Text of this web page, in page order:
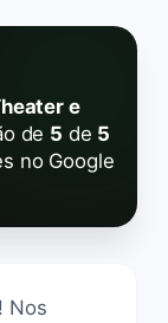
e
de 5 de 5
no Google
Nos